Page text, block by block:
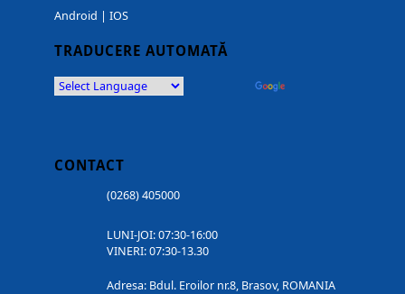
Android | IOS
TRADUCERE AUTOMATĂ
CONTACT
(0268) 405000
LUNI-JOI: 07:30-16:00
VINERI: 07:30-13.30
Adresa: Bdul. Eroilor nr.8, Brasov, ROMANIA